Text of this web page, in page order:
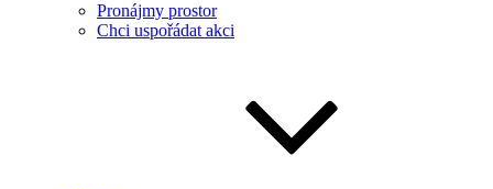
Pronájmy prostor
Chci uspořádat akci